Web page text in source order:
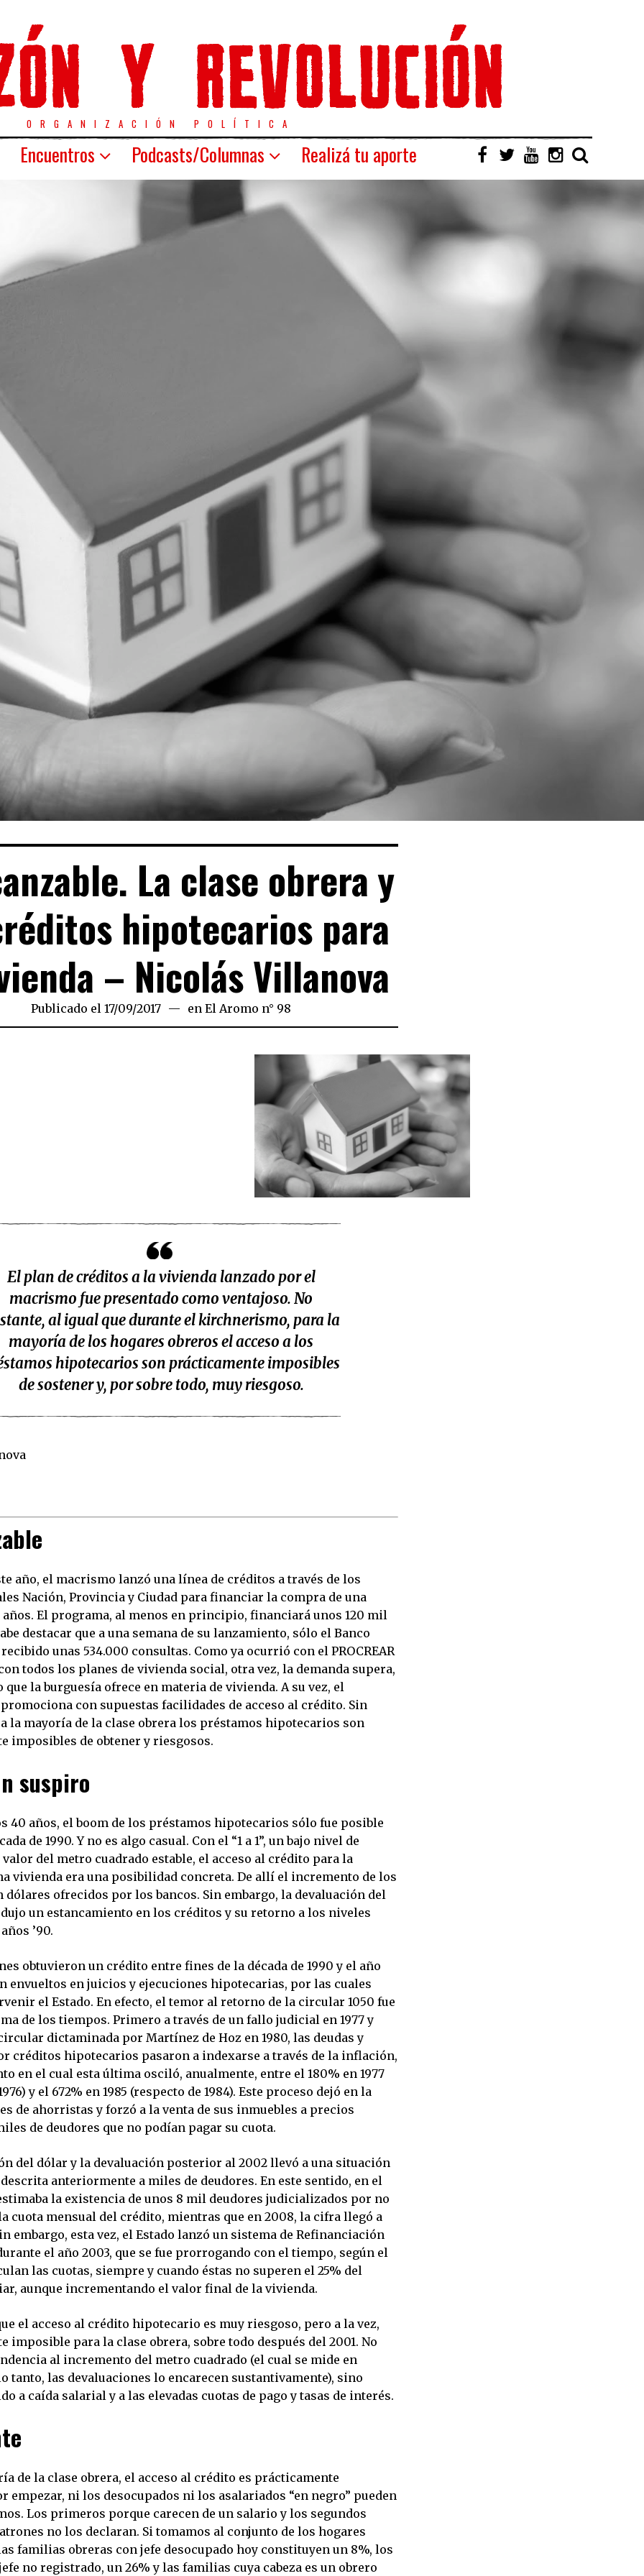
ORGANIZACIÓN POLÍTICA
Encuentros Podcasts/Columnas Realizá tu aporte
La clase obrera y
hipotecarios para
– Nicolás Villanova
Publicado el 17/09/2017 17/09/2017
en El Aromo n° 98
El plan de créditos a la vivienda lanzado por el
macrismo fue presentado como ventajoso. No
al igual que durante el kirchnerismo, para la
mayoría de los hogares obreros el acceso a los
hipotecarios son prácticamente imposibles
de sostener y, por sobre todo, muy riesgoso.
año, el macrismo lanzó una línea de créditos a través de los
Nación, Provincia y Ciudad para financiar la compra de una
años. El programa, al menos en principio, financiará unos 120 mil
destacar que a una semana de su lanzamiento, sólo el Banco
unas 534.000 consultas. Como ya ocurrió con el PROCREAR
todos los planes de vivienda social, otra vez, la demanda supera,
que la burguesía ofrece en materia de vivienda. A su vez, el
con supuestas facilidades de acceso al crédito. Sin
la mayoría de la clase obrera los préstamos hipotecarios son
imposibles de obtener y riesgosos.
suspiro
40 años, el boom de los préstamos hipotecarios sólo fue posible
de 1990. Y no es algo casual. Con el “1 a 1”, un bajo nivel de
del metro cuadrado estable, el acceso al crédito para la
vivienda era una posibilidad concreta. De allí el incremento de los
dólares ofrecidos por los bancos. Sin embargo, la devaluación del
un estancamiento en los créditos y su retorno a los niveles
’90.
obtuvieron un crédito entre fines de la década de 1990 y el año
envueltos en juicios y ejecuciones hipotecarias, por las cuales
el Estado. En efecto, el temor al retorno de la circular 1050 fue
de los tiempos. Primero a través de un fallo judicial en 1977 y
dictaminada por Martínez de Hoz en 1980, las deudas y
créditos hipotecarios pasaron a indexarse a través de la inflación,
en el cual esta última osciló, anualmente, entre el 180% en 1977
y el 672% en 1985 (respecto de 1984). Este proceso dejó en la
de ahorristas y forzó a la venta de sus inmuebles a precios
de deudores que no podían pagar su cuota.
del dólar y la devaluación posterior al 2002 llevó a una situación
anteriormente a miles de deudores. En este sentido, en el
la existencia de unos 8 mil deudores judicializados por no
cuota mensual del crédito, mientras que en 2008, la cifra llegó a
embargo, esta vez, el Estado lanzó un sistema de Refinanciación
el año 2003, que se fue prorrogando con el tiempo, según el
las cuotas, siempre y cuando éstas no superen el 25% del
aunque incrementando el valor final de la vivienda.
el acceso al crédito hipotecario es muy riesgoso, pero a la vez,
imposible para la clase obrera, sobre todo después del 2001. No
al incremento del metro cuadrado (el cual se mide en
tanto, las devaluaciones lo encarecen sustantivamente), sino
a caída salarial y a las elevadas cuotas de pago y tasas de interés.
de la clase obrera, el acceso al crédito es prácticamente
empezar, ni los desocupados ni los asalariados “en negro” pueden
Los primeros porque carecen de un salario y los segundos
no los declaran. Si tomamos al conjunto de los hogares
familias obreras con jefe desocupado hoy constituyen un 8%, los
no registrado, un 26% y las familias cuya cabeza es un obrero